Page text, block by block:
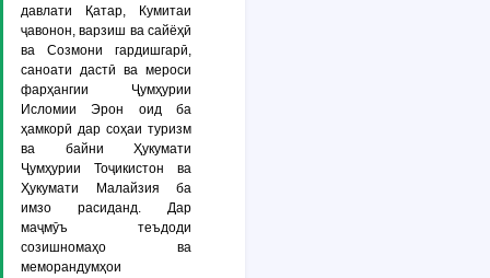
давлати Қатар, Кумитаи
ҷавонон, варзиш ва сайёҳӣ
ва Созмони гардишгарӣ,
саноати дастӣ ва мероси
фарҳангии Ҷумҳурии
Исломии Эрон оид ба
ҳамкорӣ дар соҳаи туризм
ва байни Ҳукумати
Ҷумҳурии Тоҷикистон ва
Ҳукумати Малайзия ба
имзо расиданд. Дар
маҷмӯъ теъдоди
созишномаҳо ва
меморандумҳои